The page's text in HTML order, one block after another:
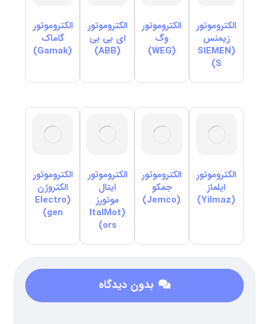
الکتروموتور
زیمنس
(SIEMEN
S)
الکتروموتور
وگ
(WEG)
الکتروموتور
ای بی بی
(ABB)
الکتروموتور
گاماک
(Gamak)
الکتروموتور
ایلماز
(Yilmaz)
الکتروموتور
جمکو
(Jemco)
الکتروموتور
ایتال
موتورز
(ItalMot
ors)
الکتروموتور
الکتروژن
(Electro
gen)
بدون دیدگاه